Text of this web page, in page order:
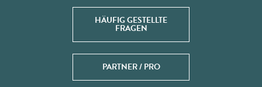
HÄUFIG GESTELLTE
FRAGEN
PARTNER / PRO